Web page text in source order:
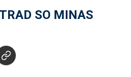
SO MINAS